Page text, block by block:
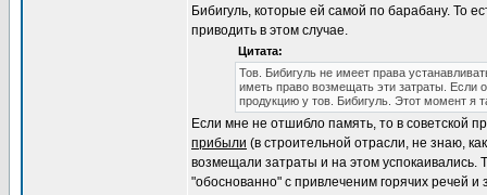
Бибигуль, которые ей самой по барабану. То
приводить в этом случае.
Цитата:
Тов. Бибигуль не имеет права
иметь право возмещать эти затраты. Если
продукцию у тов. Бибигуль. Этот момент я
Если мне не отшибло память, то в советской
прибыли (в строительной отрасли, не знаю,
возмещали затраты и на этом успокаивались.
"обоснованно" с привлеченим горячих речей и